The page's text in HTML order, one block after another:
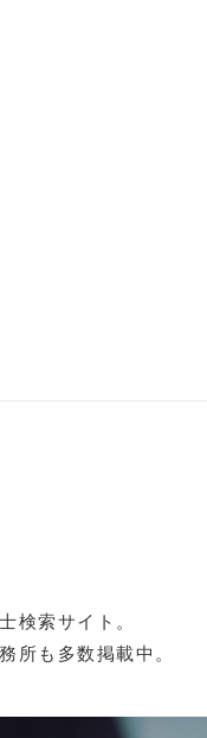
検索サイト。
所も多数掲載中。